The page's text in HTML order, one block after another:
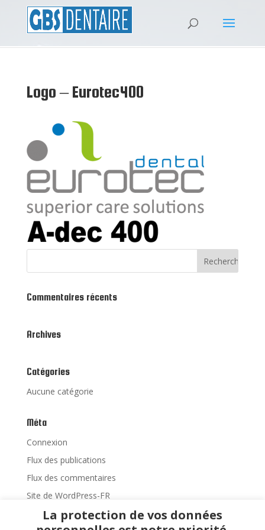
Logo – Eurotec400
Commentaires récents
Archives
Catégories
Aucune catégorie
Méta
Connexion
Flux des publications
Flux des commentaires
Site de WordPress-FR
La protection de vos données